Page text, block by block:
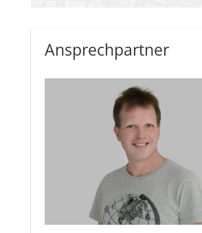
Ansprechpartner